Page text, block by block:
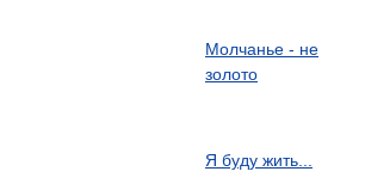
Молчанье - не
золото
Я буду жить...